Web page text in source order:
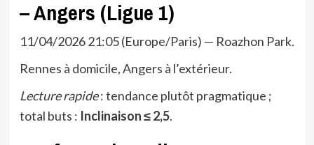
– Angers (Ligue 1)
11/04/2026 21:05 (Europe/Paris) — Roazhon Park.
Rennes à domicile, Angers à l’extérieur.
Lecture rapide: tendance plutôt pragmatique ;
total buts : Inclinaison ≤ 2,5.